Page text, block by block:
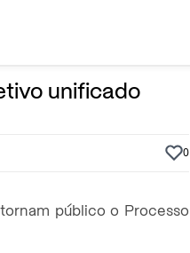
unificado
0
público o Processo